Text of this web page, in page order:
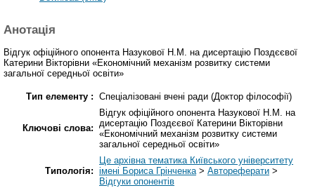
Анотація
Відгук офіційного опонента Назукової Н.М. на дисертацію Поздєєвої
Катерини Вікторівни «Економічний механізм розвитку системи
загальної середньої освіти»
Тип елементу : Спеціалізовані вчені ради (Доктор філософії)
Ключові слова:
Відгук офіційного опонента Назукової Н.М. на
дисертацію Поздєєвої Катерини Вікторівни
«Економічний механізм розвитку системи
загальної середньої освіти»
Типологія:
Це архівна тематика Київського університету
імені Бориса Грінченка> Автореферати >
Відгуки опонентів